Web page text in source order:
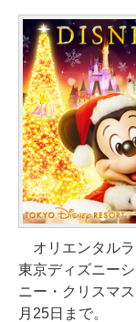
オリエンタルラ
東京ディズニー
ニー・クリスマ
月25日まで。